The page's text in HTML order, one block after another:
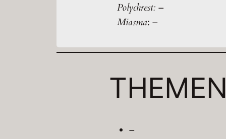
Polychrest: –
Miasma: –
–